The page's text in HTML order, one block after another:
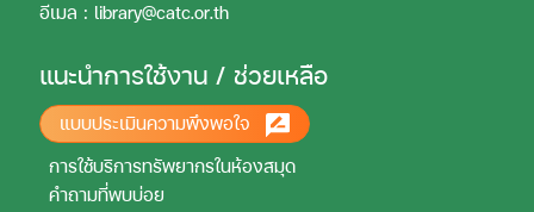
อีเมล : library@catc.or.th
แนะนำการใช้งาน / ช่วยเหลือ
แบบประเมินความพึงพอใจ
การใช้บริการทรัพยากรในห้องสมุด
คำถามที่พบบ่อย